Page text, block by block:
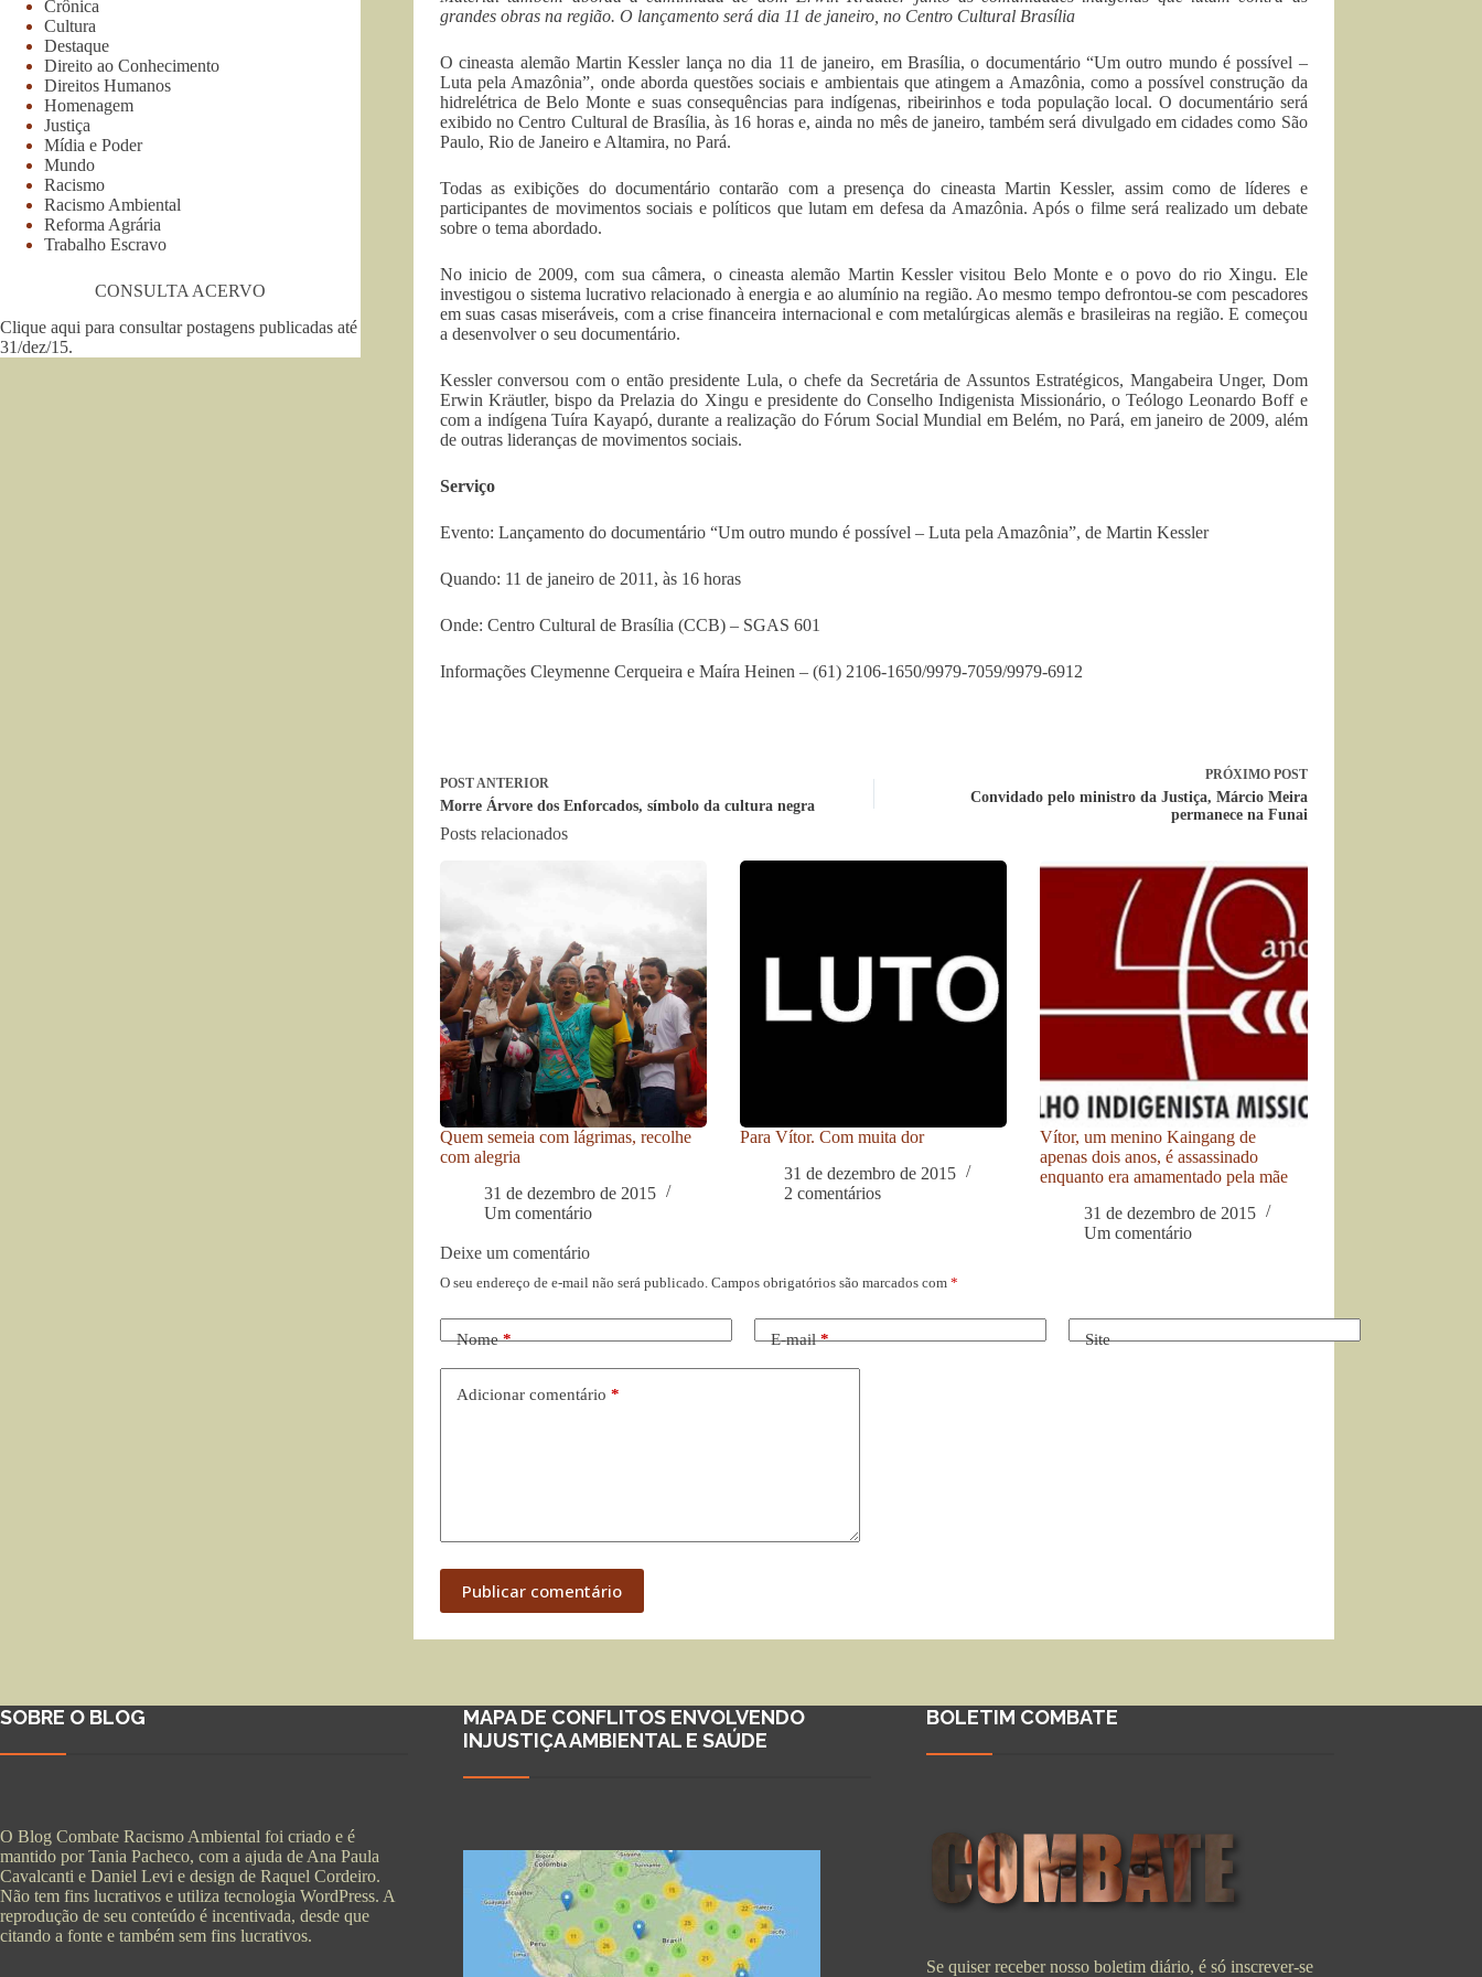
grandes obras na região. O lançamento será dia 11 de janeiro, no Centro Cultural Brasília
O cineasta alemão Martin Kessler lança no dia 11 de janeiro, em Brasília, o documentário “Um outro mundo é possível –
Luta pela Amazônia”, onde aborda questões sociais e ambientais que atingem a Amazônia, como a possível construção da
hidrelétrica de Belo Monte e suas consequências para indígenas, ribeirinhos e toda população local. O documentário será
exibido no Centro Cultural de Brasília, às 16 horas e, ainda no mês de janeiro, também será divulgado em cidades como São
Paulo, Rio de Janeiro e Altamira, no Pará.
Todas as exibições do documentário contarão com a presença do cineasta Martin Kessler, assim como de líderes e
participantes de movimentos sociais e políticos que lutam em defesa da Amazônia. Após o filme será realizado um debate
sobre o tema abordado.
No inicio de 2009, com sua câmera, o cineasta alemão Martin Kessler visitou Belo Monte e o povo do rio Xingu. Ele
investigou o sistema lucrativo relacionado à energia e ao alumínio na região. Ao mesmo tempo defrontou-se com pescadores
em suas casas miseráveis, com a crise financeira internacional e com metalúrgicas alemãs e brasileiras na região. E começou
a desenvolver o seu documentário.
Kessler conversou com o então presidente Lula, o chefe da Secretária de Assuntos Estratégicos, Mangabeira Unger, Dom
Erwin Kräutler, bispo da Prelazia do Xingu e presidente do Conselho Indigenista Missionário, o Teólogo Leonardo Boff e
com a indígena Tuíra Kayapó, durante a realização do Fórum Social Mundial em Belém, no Pará, em janeiro de 2009, além
de outras lideranças de movimentos sociais.
Serviço
Evento: Lançamento do documentário “Um outro mundo é possível – Luta pela Amazônia”, de Martin Kessler
Quando: 11 de janeiro de 2011, às 16 horas
Onde: Centro Cultural de Brasília (CCB) – SGAS 601
Informações Cleymenne Cerqueira e Maíra Heinen – (61) 2106-1650/9979-7059/9979-6912
POSTANTERIOR
Morre Árvore dos Enforcados, símbolo da cultura negra
PRÓXIMO POST
Convidado pelo ministro da Justiça, Márcio Meira
permanece na Funai
Posts relacionados
Quem semeia com lágrimas, recolhe
com alegria
31 de dezembro de 2015
Um comentário
Para Vítor. Com muita dor
31 de dezembro de 2015
2 comentários
Vítor, um menino Kaingang de
apenas dois anos, é assassinado
enquanto era amamentado pela mãe
31 de dezembro de 2015
Um comentário
Deixe um comentário
O seu endereço de e-mail não será publicado. Campos obrigatórios são marcados com *
Nome* E-mail* Site
Adicionar comentário *
Publicar comentário
Crônica
Cultura
Destaque
Direito ao Conhecimento
Direitos Humanos
Homenagem
Justiça
Mídia e Poder
Mundo
Racismo
Racismo Ambiental
Reforma Agrária
Trabalho Escravo
CONSULTA ACERVO
Clique aqui para consultar postagens publicadas até
31/dez/15.
SOBRE O BLOG
O Blog Combate Racismo Ambiental foi criado e é
mantido por Tania Pacheco, com a ajuda de Ana Paula
Cavalcanti e Daniel Levi e design de Raquel Cordeiro.
Não tem fins lucrativos e utiliza tecnologia WordPress. A
reprodução de seu conteúdo é incentivada, desde que
citando a fonte e também sem fins lucrativos.
MAPA DE CONFLITOS ENVOLVENDO
INJUSTIÇA AMBIENTAL E SAÚDE
BOLETIM COMBATE
Se quiser receber nosso boletim diário, é só inscrever-se